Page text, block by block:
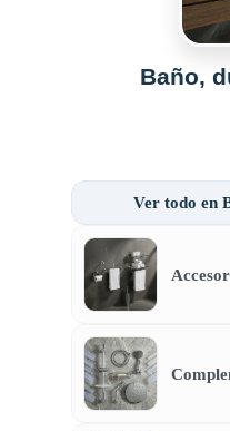
Baño,
Ver todo en